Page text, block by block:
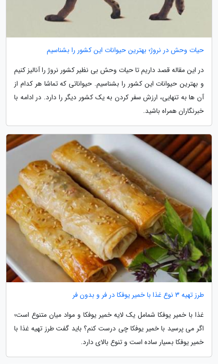
حیات وحش در نروژ؛ بهترین حیوانات این کشور را بشناسیم
در این مقاله قصد داریم تا حیات وحش بی نظیر کشور نروژ را آنالیز کنیم
و بهترین حیوانات این کشور را بشناسیم. حیواناتی که تماشا هر کدام از
آن ها به تنهایی، ارزش سفر کردن به یک کشور دیگر را دارد. در ادامه با
خبرنگاران همراه باشید.
طرز تهیه 3 نوع غذا با خمیر یوفکا در فر و بدون فر
غذا با خمیر یوفکا شمامل یک لایه خمیر یوفکا و مواد میان متنوع است؛
اگر می پرسید با خمیر یوفکا چی درست کنم؟ باید گفت طرز تهیه غذا با
خمیر یوفکا بسیار ساده است و تنوع بالای دارد.